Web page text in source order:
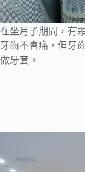
在坐月子期間，有
牙齒不會痛，但牙
做牙套。